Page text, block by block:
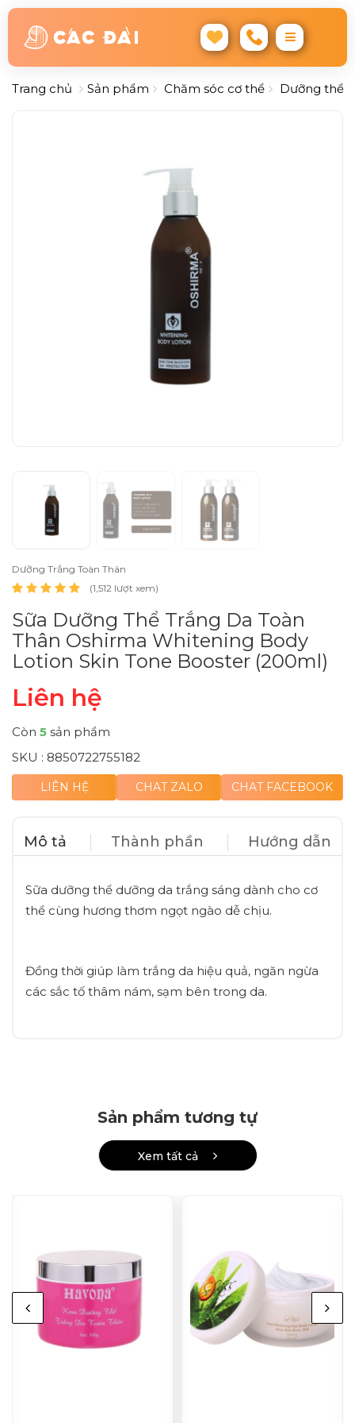
Trang chủ Sản phẩm Chăm sóc cơ thể Dưỡng thể
Dưỡng Trắng Toàn Thân
(1,512 lượt xem)
Sữa Dưỡng Thể Trắng Da Toàn
Thân Oshirma Whitening Body
Lotion Skin Tone Booster (200ml)
Liên hệ
Còn 5 sản phẩm
SKU : 8850722755182
LIÊN HỆ CHAT ZALO CHAT FACEBOOK
Mô tả Thành phần Hướng dẫn
Sữa dưỡng thể dưỡng da trắng sáng dành cho cơ
thể cùng hương thơm ngọt ngào dễ chịu.
Đồng thời giúp làm trắng da hiệu quả, ngăn ngừa
các sắc tố thâm nám, sạm bên trong da.
Sản phẩm tương tự
Xem tất cả